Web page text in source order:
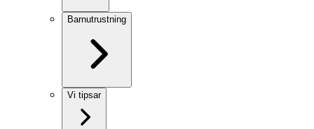
Barnutrustning
Vi tipsar